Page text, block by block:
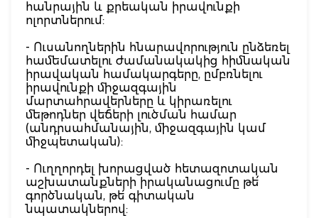
հանրային և քրեական իրավունքի
ոլորտներում:
- Ուսանողներին հնարավորություն ընձեռել
համեմատելու ժամանակակից հիմնական
իրավական համակարգերը, ըմբռնելու
իրավունքի միջազգային
մարտահրավերները և կիրառելու
մեթոդներ վեճերի լուծման համար
(անդրսահմանային, միջազգային կամ
միջպետական):
- Ուղղորդել խորացված հետազոտական
աշխատանքների իրականացումը թե՛
գործնական, թե՛ գիտական
նպատակներով: